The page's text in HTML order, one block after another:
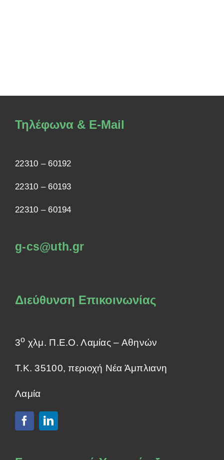
Τηλέφωνα & E-Mail
22310 – 60192
22310 – 60193
22310 – 60194
g-cs@uth.gr
Διεύθυνση Επικοινωνίας
3ο χλμ. Π.Ε.Ο. Λαμίας – Αθηνών
Τ.Κ. 35100, περιοχή Νέα Άμπλιανη
Λαμία